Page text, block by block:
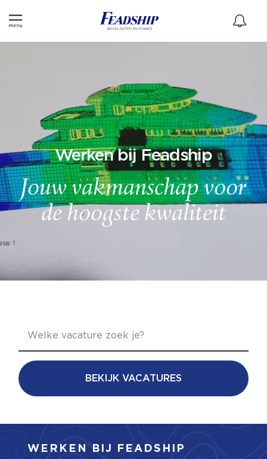
Werken bij Feadship
Jouw vakmanschap voor
de hoogste kwaliteit
BEKIJK VACATURES
WERKEN BIJ FEADSHIP